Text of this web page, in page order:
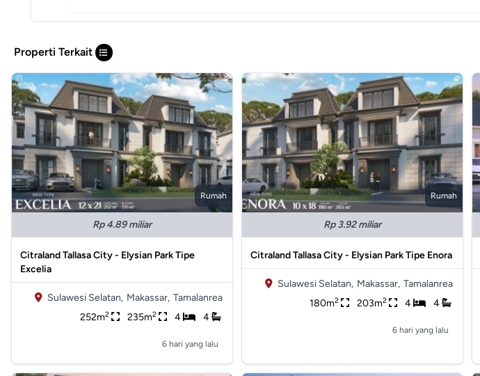
Properti Terkait
Rumah
Rp 4.89 miliar
Citraland Tallasa City - Elysian Park Tipe
Excelia
Sulawesi Selatan, Makassar, Tamalanrea
252m2 235m2 4 4
6 hari yang lalu
Rumah
Rp 3.92 miliar
Citraland Tallasa City - Elysian Park Tipe Enora
Sulawesi Selatan, Makassar, Tamalanrea
180m2 203m2 4 4
6 hari yang lalu